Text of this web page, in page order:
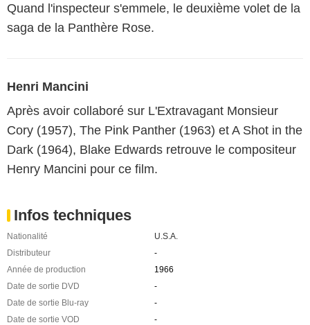
Quand l'inspecteur s'emmele, le deuxième volet de la
saga de la Panthère Rose.
Henri Mancini
Après avoir collaboré sur L'Extravagant Monsieur
Cory (1957), The Pink Panther (1963) et A Shot in the
Dark (1964), Blake Edwards retrouve le compositeur
Henry Mancini pour ce film.
Infos techniques
Nationalité
U.S.A.
Distributeur
-
Année de production
1966
Date de sortie DVD
-
Date de sortie Blu-ray
-
Date de sortie VOD
-